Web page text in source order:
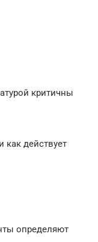
критичны
как действует
определяют